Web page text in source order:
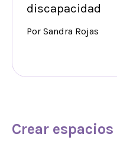
discapacidad
Por Sandra Rojas
Crear